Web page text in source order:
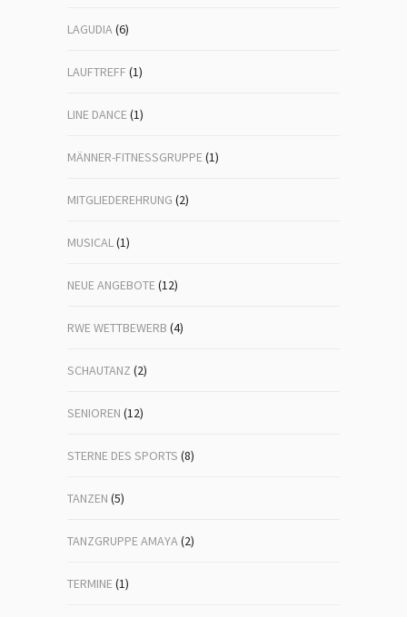
LAGUDIA(6)
LAUFTREFF (1)
LINE DANCE(1)
MÄNNER-FITNESSGRUPPE(1)
MITGLIEDEREHRUNG (2)
MUSICAL(1)
NEUE ANGEBOTE(12)
RWE WETTBEWERB (4)
SCHAUTANZ (2)
SENIOREN (12)
STERNE DES SPORTS (8)
TANZEN (5)
TANZGRUPPE AMAYA(2)
TERMINE(1)